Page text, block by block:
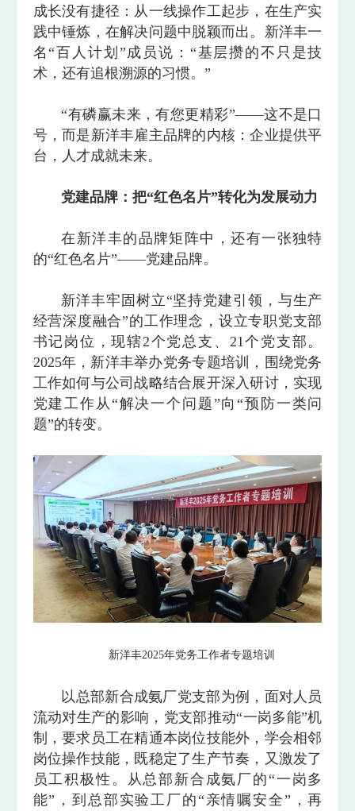
成长没有捷径：从一线操作工起步，在生产实
践中锤炼，在解决问题中脱颖而出。新洋丰一
名“百人计划”成员说：“基层攒的不只是技
术，还有追根溯源的习惯。”
“有磷赢未来，有您更精彩”——这不是口
号，而是新洋丰雇主品牌的内核：企业提供平
台，人才成就未来。
党建品牌：把“红色名片”转化为发展动力
在新洋丰的品牌矩阵中，还有一张独特
的“红色名片”——党建品牌。
新洋丰牢固树立“坚持党建引领，与生产
经营深度融合”的工作理念，设立专职党支部
书记岗位，现辖2个党总支、21个党支部。
2025年，新洋丰举办党务专题培训，围绕党务
工作如何与公司战略结合展开深入研讨，实现
党建工作从“解决一个问题”向“预防一类问
题”的转变。
新洋丰2025年党务工作者专题培训
以总部新合成氨厂党支部为例，面对人员
流动对生产的影响，党支部推动“一岗多能”机
制，要求员工在精通本岗位技能外，学会相邻
岗位操作技能，既稳定了生产节奏，又激发了
员工积极性。从总部新合成氨厂的“一岗多
能”，到总部实验工厂的“亲情嘱安全”，再